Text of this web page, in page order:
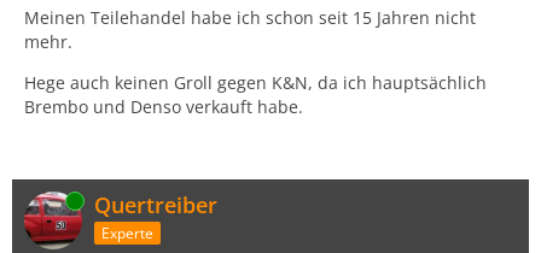
Meinen Teilehandel habe ich schon seit 15 Jahren nicht
mehr.
Hege auch keinen Groll gegen K&N, da ich hauptsächlich
Brembo und Denso verkauft habe.
Online Quertreiber
Experte